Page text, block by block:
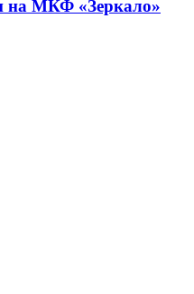
на МКФ «Зеркало»